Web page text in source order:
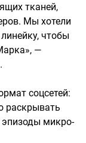
тканей,
Мы хотели
чтобы
—
соцсетей:
раскрывать
микро-